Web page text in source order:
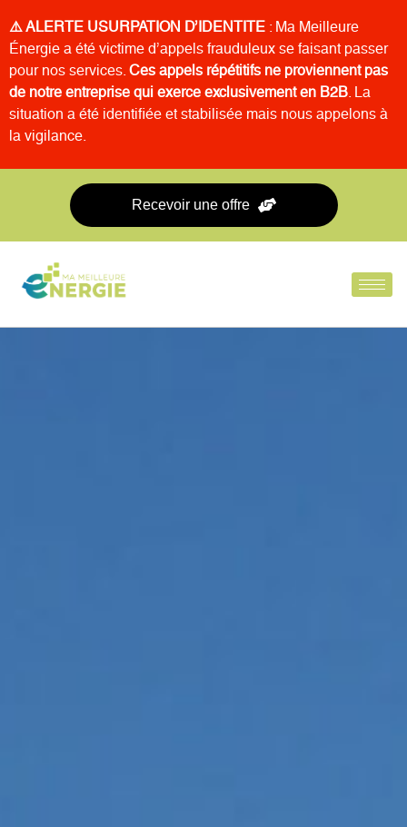
⚠️ ALERTE USURPATION D’IDENTITE : Ma Meilleure
Énergie a été victime d’appels frauduleux se faisant passer
pour nos services. Ces appels répétitifs ne proviennent pas
de notre entreprise qui exerce exclusivement en B2B. La
situation a été identifiée et stabilisée mais nous appelons à
la vigilance.
Recevoir une offre